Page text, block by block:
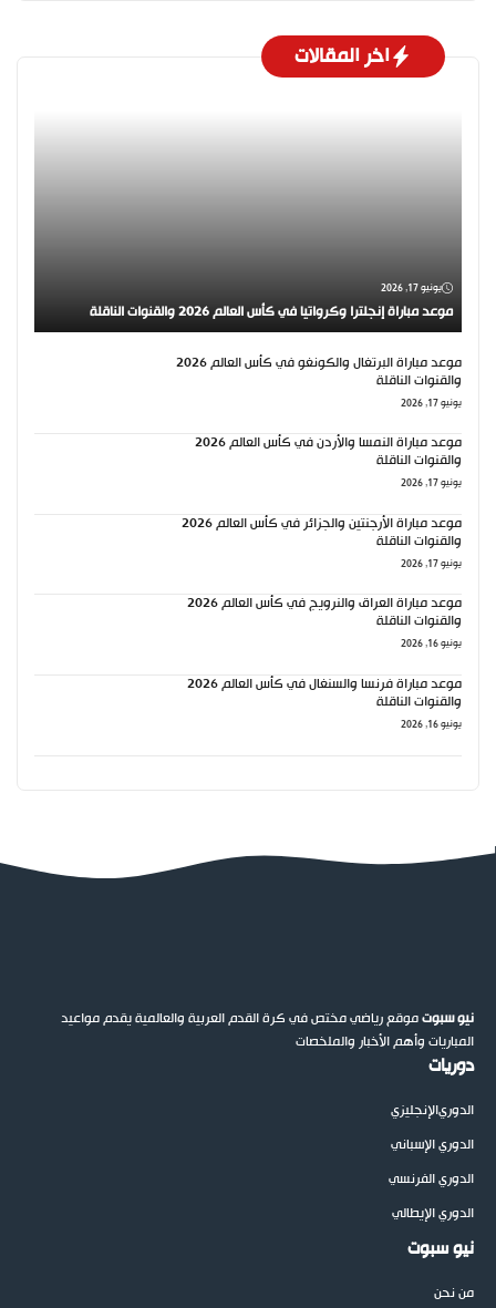
اخر المقالات
يونيو 17, 2026
موعد مباراة إنجلترا وكرواتيا في كأس العالم 2026 والقنوات الناقلة
موعد مباراة البرتغال والكونغو في كأس العالم 2026
والقنوات الناقلة
يونيو 17, 2026
موعد مباراة النمسا والأردن في كأس العالم 2026
والقنوات الناقلة
يونيو 17, 2026
موعد مباراة الأرجنتين والجزائر في كأس العالم 2026
والقنوات الناقلة
يونيو 17, 2026
موعد مباراة العراق والنرويج في كأس العالم 2026
والقنوات الناقلة
يونيو 16, 2026
موعد مباراة فرنسا والسنغال في كأس العالم 2026
والقنوات الناقلة
يونيو 16, 2026
نيو سبوتموقع رياضي مختص في كرة القدم العربية والعالمية يقدم مواعيد
المباريات وأهم الأخبار والملخصات
دوريات
الدوريالإنجليزي
الدوري الإسباني
الدوري الفرنسي
الدوري الإيطالي
نيو سبوت
من نحن